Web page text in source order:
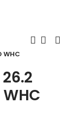
WHC